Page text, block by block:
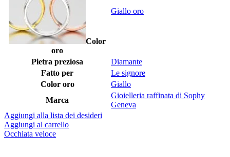
Color
oro
Giallo oro
Pietra preziosa
Diamante
Fatto per
Le signore
Color oro
Giallo
Marca
Gioielleria raffinata di Sophy
Geneva
Aggiungi alla lista dei desideri
Aggiungi al carrello
Occhiata veloce